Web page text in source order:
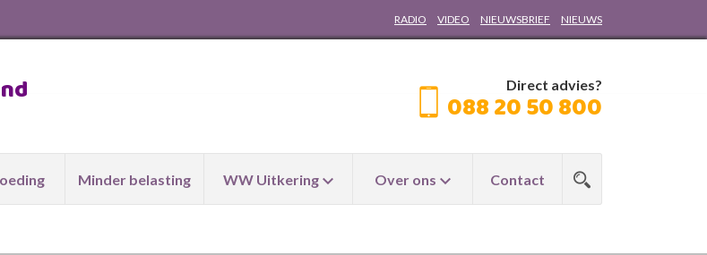
RADIO VIDEO NIEUWSBRIEF NIEUWS
Direct advies?
088 20 50 800
Minder belasting WW Uitkering Over ons Contact